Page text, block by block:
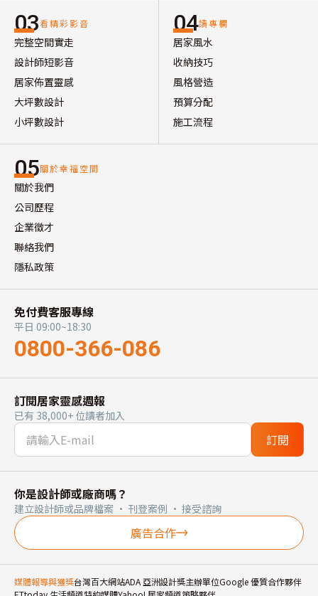
03看精彩影音
完整空間實走
設計師短影音
居家佈置靈感
大坪數設計
小坪數設計
04讀專欄
居家風水
收納技巧
風格營造
預算分配
施工流程
05關於幸福空間
關於我們
公司歷程
企業徵才
聯絡我們
隱私政策
免付費客服專線
平日 09:00~18:30
0800-366-086
訂閱居家靈感週報
已有 38,000+ 位讀者加入
訂閱
你是設計師或廠商嗎？
建立設計師或品牌檔案 · 刊登案例 · 接受諮詢
廣告合作
媒體報導與獲獎台灣百大網站ADA 亞洲設計獎主辦單位Google 優質合作夥伴